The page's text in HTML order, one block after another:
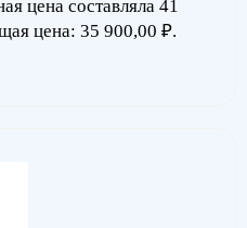
цена составляла 41
цена: 35 900,00 ₽.